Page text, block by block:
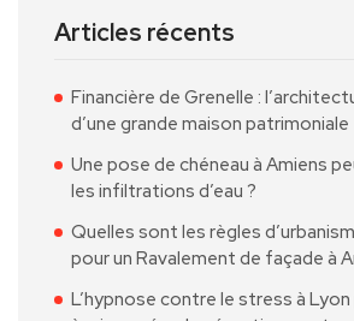
Articles récents
Financière de Grenelle :
d’une grande maison patrimoniale
Une pose de chéneau à Amiens
les infiltrations d’eau ?
Quelles sont les règles
pour un Ravalement de façade à
L’hypnose contre le stress à